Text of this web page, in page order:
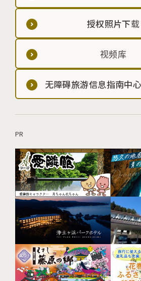
授权照片下载
视频库
无障碍旅游信息指南中
PR